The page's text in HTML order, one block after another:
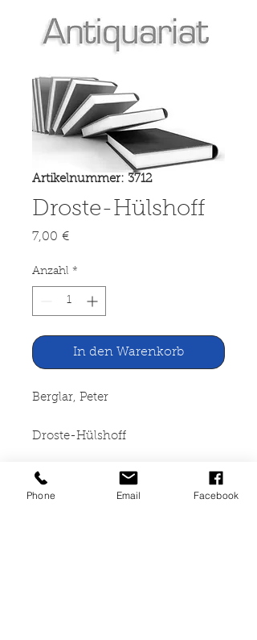
Artikelnummer: 3712
Droste-Hülshoff
7,00 €Preis
Anzahl *
In den Warenkorb
Berglar, Peter
Droste-Hülshoff
rororo bildmonographien
Phone Email Facebook